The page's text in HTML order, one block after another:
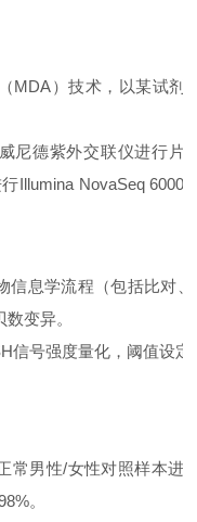
MDA）技术，以某试剂
尼德紫外交联仪进行片
Illumina NovaSeq 6000
信息学流程（包括比对
变异。
信号强度量化，阈值设定
常男性/女性对照样本进
。